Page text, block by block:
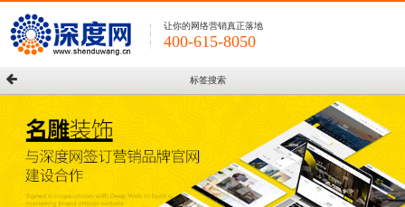
让你的网络营销真正落地
400-615-8050
标签搜索